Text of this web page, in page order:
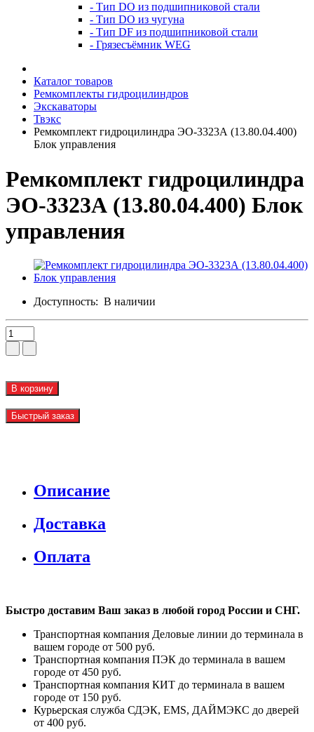
- Тип DO из подшипниковой стали
- Тип DO из чугуна
- Тип DF из подшипниковой стали
- Грязесъёмник WEG
Каталог товаров
Ремкомплекты гидроцилиндров
Экскаваторы
Твэкс
Ремкомплект гидроцилиндра ЭО-3323А (13.80.04.400)
Блок управления
Ремкомплект гидроцилиндра
ЭО-3323А (13.80.04.400) Блок
управления
Доступность: В наличии
В корзину
Быстрый заказ
Описание
Доставка
Оплата
Быстро доставим Ваш заказ в любой город России и СНГ.
Транспортная компания Деловые линии до терминала в
вашем городе от 500 руб.
Транспортная компания ПЭК до терминала в вашем
городе от 450 руб.
Транспортная компания КИТ до терминала в вашем
городе от 150 руб.
Курьерская служба СДЭК, EMS, ДАЙМЭКС до дверей
от 400 руб.